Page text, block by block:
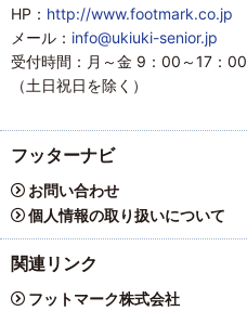
HP： http://www.footmark.co.jp
メール： info@ukiuki-senior.jp
受付時間：月～金 9：00～17：00
（土日祝日を除く）
フッターナビ
お問い合わせ
個人情報の取り扱いについて
関連リンク
フットマーク株式会社